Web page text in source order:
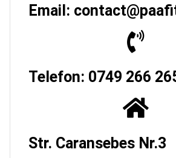
Email:
Telefon: 0749 266
Str. Caransebes Nr.3